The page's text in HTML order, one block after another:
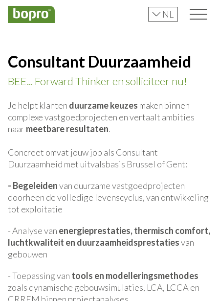
NL
Consultant Duurzaamheid
BEE... Forward Thinker en solliciteer nu!
Je helpt klanten duurzame keuzes maken binnen
complexe vastgoedprojecten en vertaalt ambities
naarmeetbare resultaten.
Concreet omvat jouw job als Consultant
Duurzaamheid met uitvalsbasis Brussel of Gent:
- Begeleidenvan duurzame vastgoedprojecten
doorheen de volledige levenscyclus, van ontwikkeling
tot exploitatie
- Analyse van energieprestaties, thermisch comfort,
luchtkwaliteit en duurzaamheidsprestatiesvan
gebouwen
- Toepassing van tools en modelleringsmethodes
zoals dynamische gebouwsimulaties, LCA, LCCA en
CRREM binnen projectanalyses.